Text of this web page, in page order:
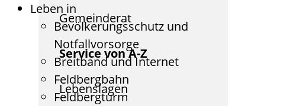
Leben in
Bevölkerungsschutz und
Notfallvorsorge
Breitband und Internet
Feldbergbahn
Feldbergturm
Gemeinderat
Service von A-Z
Lebenslagen